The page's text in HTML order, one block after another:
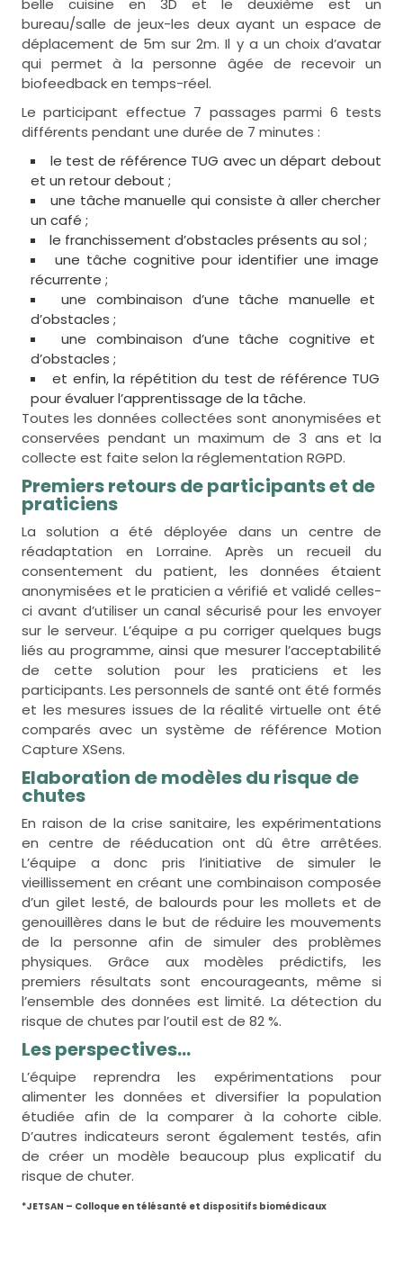
belle cuisine en 3D et le deuxième est un
bureau/salle de jeux-les deux ayant un espace de
déplacement de 5m sur 2m. Il y a un choix d’avatar
qui permet à la personne âgée de recevoir un
biofeedback en temps-réel.
Le participant effectue 7 passages parmi 6 tests
différents pendant une durée de 7 minutes :
le test de référence TUG avec un départ debout
et un retour debout ;
une tâche manuelle qui consiste à aller chercher
un café ;
le franchissement d’obstacles présents au sol ;
une tâche cognitive pour identifier une image
récurrente ;
une combinaison d’une tâche manuelle et
d’obstacles ;
une combinaison d’une tâche cognitive et
d’obstacles ;
et enfin, la répétition du test de référence TUG
pour évaluer l’apprentissage de la tâche.
Toutes les données collectées sont anonymisées et
conservées pendant un maximum de 3 ans et la
collecte est faite selon la réglementation RGPD.
Premiers retours de participants et de
praticiens
La solution a été déployée dans un centre de
réadaptation en Lorraine. Après un recueil du
consentement du patient, les données étaient
anonymisées et le praticien a vérifié et validé celles-
ci avant d’utiliser un canal sécurisé pour les envoyer
sur le serveur. L’équipe a pu corriger quelques bugs
liés au programme, ainsi que mesurer l’acceptabilité
de cette solution pour les praticiens et les
participants. Les personnels de santé ont été formés
et les mesures issues de la réalité virtuelle ont été
comparés avec un système de référence Motion
Capture XSens.
Elaboration de modèles du risque de
chutes
En raison de la crise sanitaire, les expérimentations
en centre de rééducation ont dû être arrêtées.
L’équipe a donc pris l’initiative de simuler le
vieillissement en créant une combinaison composée
d’un gilet lesté, de balourds pour les mollets et de
genouillères dans le but de réduire les mouvements
de la personne afin de simuler des problèmes
physiques. Grâce aux modèles prédictifs, les
premiers résultats sont encourageants, même si
l’ensemble des données est limité. La détection du
risque de chutes par l’outil est de 82 %.
Les perspectives…
L’équipe reprendra les expérimentations pour
alimenter les données et diversifier la population
étudiée afin de la comparer à la cohorte cible.
D’autres indicateurs seront également testés, afin
de créer un modèle beaucoup plus explicatif du
risque de chuter.
*JETSAN – Colloque en télésanté et dispositifs biomédicaux